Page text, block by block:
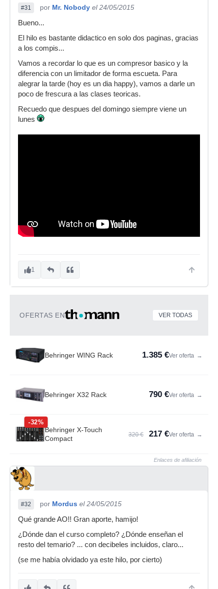
#31 por Mr. Nobody el 24/05/2015
Bueno...
El hilo es bastante didactico en solo dos paginas, gracias
a los compis...
Vamos a recordar lo que es un compresor basico y la
diferencia con un limitador de forma escueta. Para
alegrar la tarde (hoy es un dia happy), vamos a darle un
poco de frescura a las clases teoricas.
Recuedo que despues del domingo siempre viene un
lunes
1
OFERTAS EN VER TODAS
Behringer WING Rack 1.385 €Ver oferta →
Behringer X32 Rack 790 €Ver oferta →
-32%
Behringer X-Touch
Compact
320 € 217 €Ver oferta →
Enlaces de afiliación
#32 por Mordus el 24/05/2015
Qué grande AO!! Gran aporte, hamijo!
¿Dónde dan el curso completo? ¿Dónde enseñan el
resto del temario? ... con decibeles incluidos, claro...
(se me había olvidado ya este hilo, por cierto)